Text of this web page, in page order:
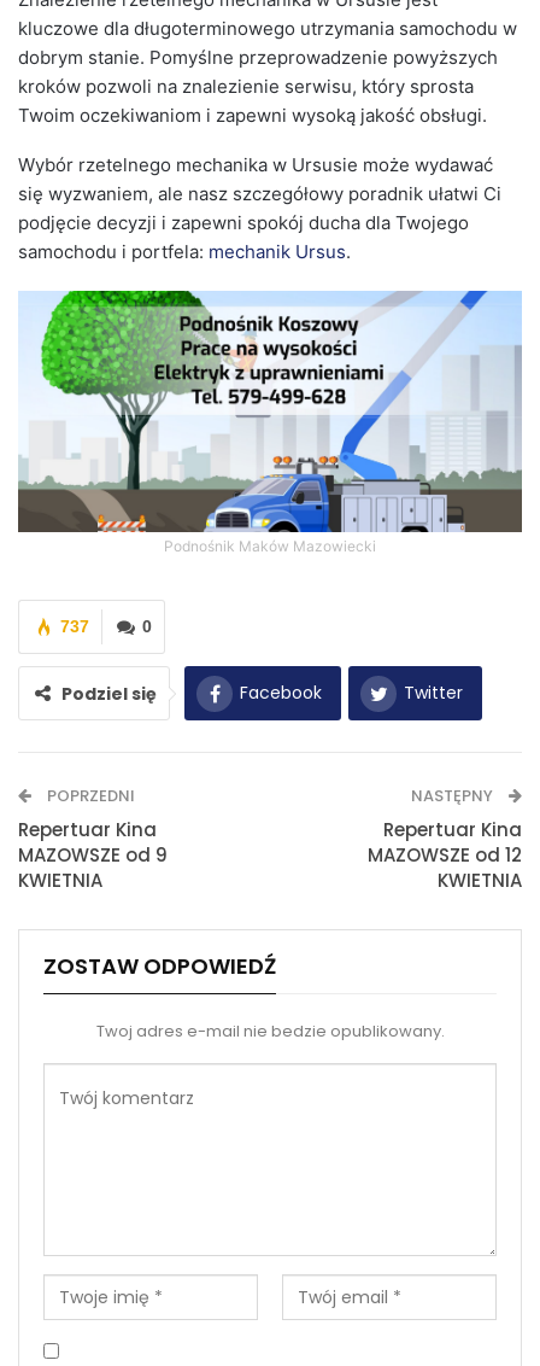
kluczowe dla długoterminowego utrzymania samochodu w
dobrym stanie. Pomyślne przeprowadzenie powyższych
kroków pozwoli na znalezienie serwisu, który sprosta
Twoim oczekiwaniom i zapewni wysoką jakość obsługi.
Wybór rzetelnego mechanika w Ursusie może wydawać
się wyzwaniem, ale nasz szczegółowy poradnik ułatwi Ci
podjęcie decyzji i zapewni spokój ducha dla Twojego
samochodu i portfela: mechanik Ursus.
Podnośnik Maków Mazowiecki
0
737
Podziel się Facebook Twitter
POPRZEDNI
Repertuar Kina
MAZOWSZE od 9
KWIETNIA
NASTĘPNY
Repertuar Kina
MAZOWSZE od 12
KWIETNIA
ZOSTAW ODPOWIEDŹ
Twoj adres e-mail nie bedzie opublikowany.